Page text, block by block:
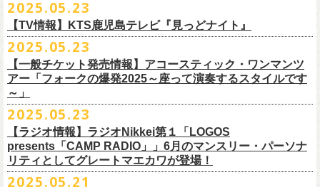
＊アーカイブ配信中！
■vol.0 番組スタート直前スペシャル
ゲスト：スキマスイッチ
https://www.youtube.com/watch?v=BR4CmNuGCLg&t=28s
■vol.1
ゲスト：加藤ひさし、古市コータロー(THE COLLECTORS)
https://www.youtube.com/watch? v=kTtAgK2Iq4A&t=2345s
■vol.2
2月15日(日) 岡山ペパーランド 15:30/16:00
2月21日(土) 別府Copper Raven 16:30/17:00
2月22日(日) 福岡CB 15:30/16:00
2月24日(火) 豊橋Club KNOT 18:30/19:00
2月28日(土) 新潟GOLDEN PIGGS BLACK 16:30/17:00
3月1日(日) 金沢AZ 15:30/16:00
3月7日(土) HEAVEN’S ROCKさいたま新都心 16:30/17:00
3月14日(土) 仙台darwin 16:30/17:00
チケット料金：¥5,200(税込/整理番号付/ドリンク代別途要)
※全公演、高校生以下は当日¥2,000 キャッシュバック(当日年齢を証明で
ただし、座席のご用意はできませんので、同伴される方のお膝の上にお
座りいただきます。予めご了承ください。
お席が必要な場合は、イベント参加券が必要です。
▼詳細は下記ローソンチケットサイトをご確認ください。
【特典会内容】
■トーク＆サイン参加券（1冊券）：トークショー＋サイン会
※出演者との握手や接触はNGとさせて頂きます。
※宛名入れはひらがなのみとなります。（日付やメッセージ、イラスト
等は不可）
※イベントの撮影・録音・録画（ライブ機能や画面録画含む）は一切禁
入場料：1500円(税込/整理番号付自由席/
チケット発売日：6月29日(日)17:00〜
プレイガイド：Live Pockethttps://t.livepocket.jp/e/flowercompanyz
前売￥5,200（税込、ドリンク代別、オールスタンディング）
※高校生以下は当日￥2,000キャッシュバック （当日年齢を証明できるも
の(学生証、保険証など)のご提示が必要となります）
一般発売日:6月29日(日)
プレイガイド：
チケットぴあ
イープラス
ローチケ
ネクストロード 03-5114-7444 (平日14～18時)
9/20(土)開催「フラカンの日本武道館Part2 〜超・今が旬〜」グッズにつ
きまして、今回9/20までにお届け予定で、通販での事前販売受付（7月中
旬頃〜開始予定）を準備しております。
それに先がけた超先行販売として、フラカンのオリジナル・オーバーオ
ールの販売が決定！
こちらの商品は受注生産販売となります（公演当日の販売は未定）。
今回3サイズをご用意（※写真 :鈴木圭介、グレートマエカワ S着用/ 竹安
ちによるレビューとともに紹介する企画「フラカンの音楽目録」がスタ
ート！
自他共に認めるライブマスターとして一年中ライブで全国を回りなが
ら、コンスタントに楽曲を製作、新作を発表し、
るオリジナルアルバム『正しい哺乳類』をリリース、これまで発表して
きた曲は300曲以上になります。
その代表として 2004 年に誕⽣した「深夜⾼速」は、本当にたくさんの⽅
にカバーしていただき、近年では CM にも起⽤されるなど、頼もしいフ
ラカンの顔になってくれていますが、その他にも聴く⼈それぞれにとっ
ての⼤切な曲がたくさんあると思います。
何より、メンバーにとっては全ての曲が⼤切な曲で、⼀年中⾏なってい
るライブでは新旧問わず並列でセットリストに組み込まれ、今も⽣き続
9月28日(日)岩手県盛岡市盛岡城跡公園を中心に開催される「いしがき
第４回目は南海キャンディーズの山里亮太、そして第５回目は大槻ケン
ヂを招きお届けしてきた今番組（全回アーカイブ配信中）、第６回目と
なる今回のゲストは、BRAHMANのボーカル・TOSHI-LOWを招聘。
フラカン2度目の武道館開催を反対だと言い放つTOSHI-LOW、フラカン
メンバーは番組終了までにTOSHI-LOWを納得させられるか?!
6月18日(水)21:00よりプレミア公開される。
フラカンの日本武道館公演のチケットは絶賛発売中。
合わせてお見逃しなく！
＜番組情報＞
フラワーカンパニーズがこれまでに発表した配信限定楽曲、数々のアー
ティストトリビュート盤に参加した楽曲、シングル・カップリングに収
録された楽曲など、現在入手困難となっているオリジナルアルバム未収
録楽曲をコンパイルした企画アルバム『HESOKURI ～オリジナルアルバ
ム未収録集〜』を7月9日にリリースすることが決定！
全19曲75分、フルに収録された、これぞ真のとっておきの企画盤です。
どうぞお楽しみに！
2025.05.23
【TV情報】KTS鹿児島テレビ『見っどナイト』
■5月24日(土)25:15〜 25:45 KTS鹿児島テレビ『見っどナイト』
https://www.kts-tv.co.jp/program/midnight/
＊3/15(土)正しい哺乳類ツアー2025」＠鹿児島 SR HALL公演の模様が２
週にわたってオンエア！
2025.05.23
【一般チケット発売情報】アコースティック・ワンマンツ
アー「フォークの爆発2025～座って演奏するスタイルです
～」
2025.05.23
【ラジオ情報】ラジオNikkei第１「LOGOS
presents「CAMP RADIO」」6月のマンスリー・パーソナ
リティとしてグレートマエカワが登場！
2025.05.21